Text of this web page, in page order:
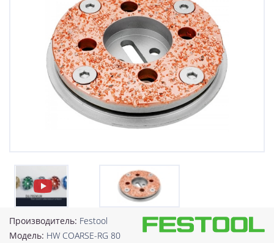
Производитель: Festool
Модель: HW COARSE-RG 80